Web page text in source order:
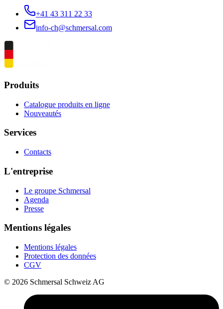
+41 43 311 22 33
info-ch@schmersal.com
Produits
Catalogue produits en ligne
Nouveautés
Services
Contacts
L'entreprise
Le groupe Schmersal
Agenda
Presse
Mentions légales
Mentions légales
Protection des données
CGV
© 2026 Schmersal Schweiz AG